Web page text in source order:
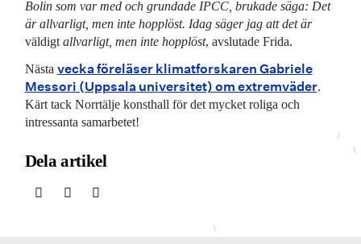
Bolin som var med och grundade IPCC, brukade säga: Det
är allvarligt, men inte hopplöst. Idag säger jag att det är
väldigtallvarligt, men inte hopplöst, avslutade Frida.
Nästa vecka föreläser klimatforskaren Gabriele
Messori (Uppsala universitet) om extremväder.
Kärt tack Norrtälje konsthall för det mycket roliga och
intressanta samarbetet!
Dela artikel